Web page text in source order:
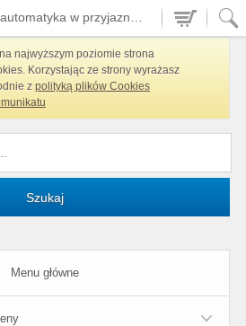
najwyższym poziomie strona
Korzystając ze strony wyrażasz
z polityką plików Cookies
Szukaj
Menu główne